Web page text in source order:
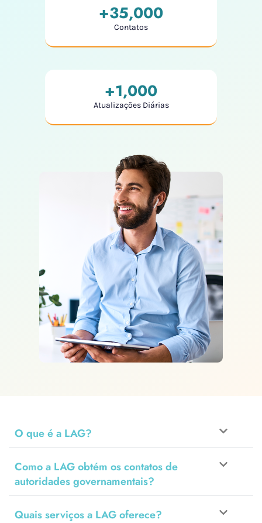
Contatos
+35,000
Atualizações Diárias
+1,000
O que é a LAG?
Como a LAG obtém os contatos de
autoridades governamentais?
Quais serviços a LAG oferece?